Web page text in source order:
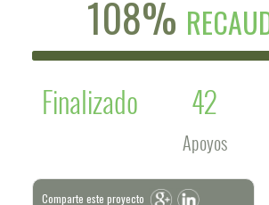
108%
Finalizado
42
Apoyos
Comparte este proyecto